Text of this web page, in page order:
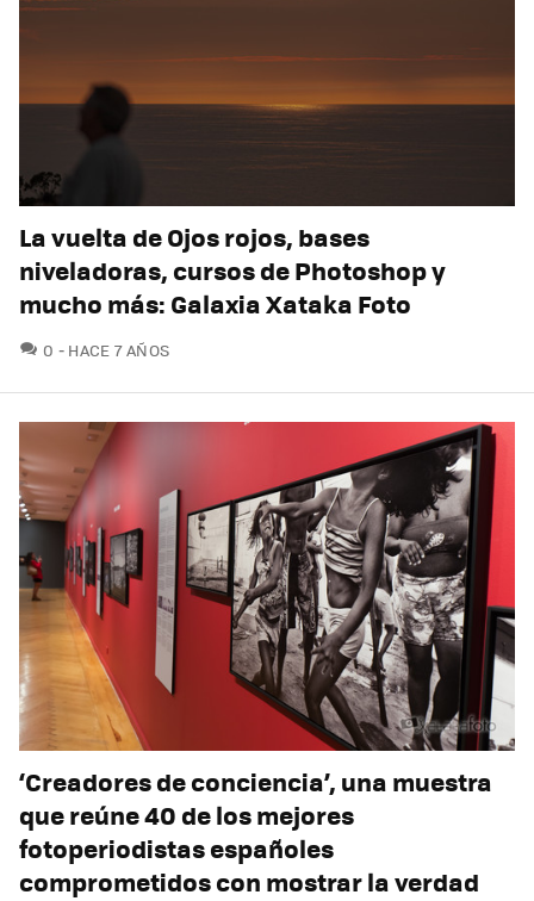
La vuelta de Ojos rojos, bases
niveladoras, cursos de Photoshop y
mucho más: Galaxia Xataka Foto
0 COMENTARIOS
HACE 7 AÑOS
‘Creadores de conciencia’, una muestra
que reúne 40 de los mejores
fotoperiodistas españoles
comprometidos con mostrar la verdad